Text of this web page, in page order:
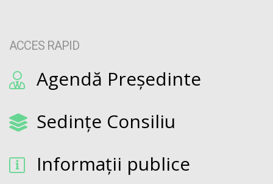
ACCES RAPID
Agendă Președinte
Sedințe Consiliu
Informații publice